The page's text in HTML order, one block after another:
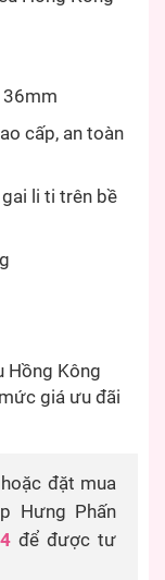
cấp, an toàn
li ti trên bề
Hồng Kông
giá ưu đãi
đặt mua
Hưng Phấn
để được tư